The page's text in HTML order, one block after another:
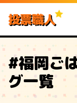
投票職人
#福岡ご
グ一覧